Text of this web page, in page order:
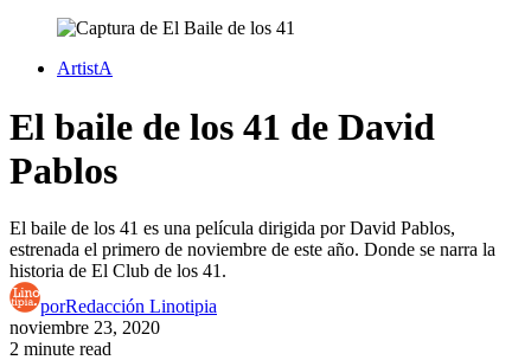
ArtistA
El baile de los 41 de David
Pablos
El baile de los 41 es una película dirigida por David Pablos,
estrenada el primero de noviembre de este año. Donde se narra la
historia de El Club de los 41.
porRedacción Linotipia
noviembre 23, 2020
2 minute read